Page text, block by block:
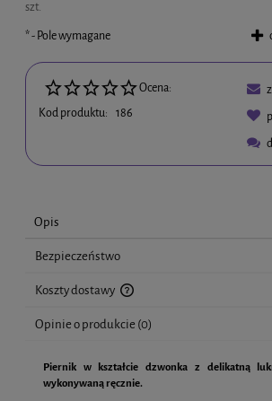
szt.
*- Pole wymagane
Ocena:
Kod produktu: 186
Opis
Bezpieczeństwo
Koszty dostawy
Cena nie zawiera ewentualnych kosztów płatności
Opinie o produkcie (0)
Piernik w kształcie dzwonka z delikatną
wykonywaną ręcznie.